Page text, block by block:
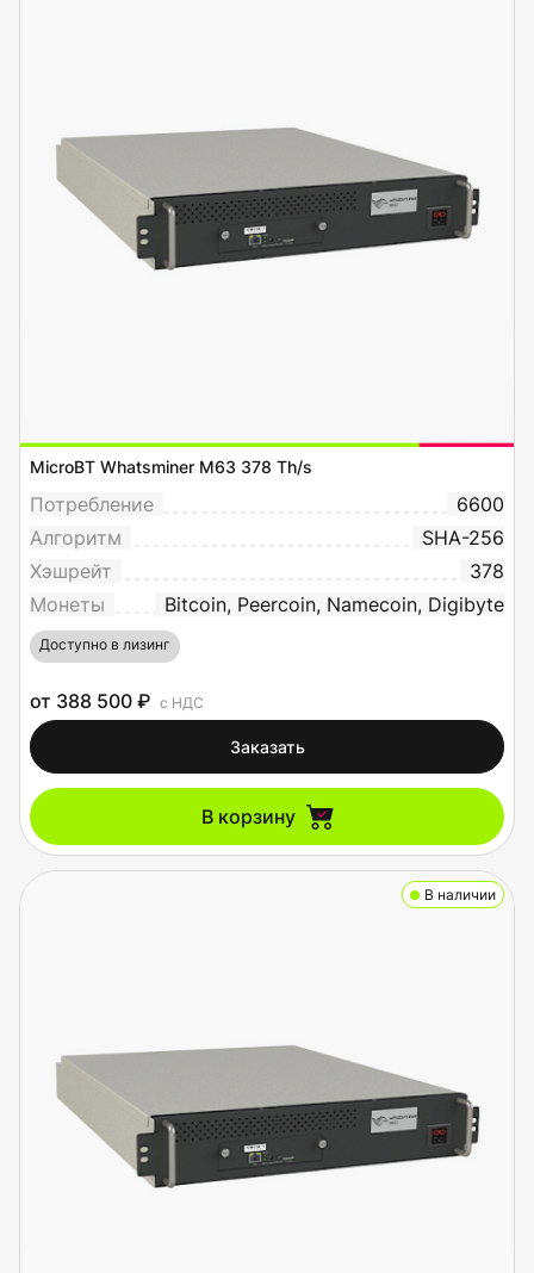
MicroBT Whatsminer M63 378 Th/s
Потребление
6600
Алгоритм
SHA-256
Хэшрейт
378
Монеты
Bitcoin, Peercoin, Namecoin, Digibyte
Доступно в лизинг
от 388 500 ₽ с НДС
Заказать
В корзину
В наличии